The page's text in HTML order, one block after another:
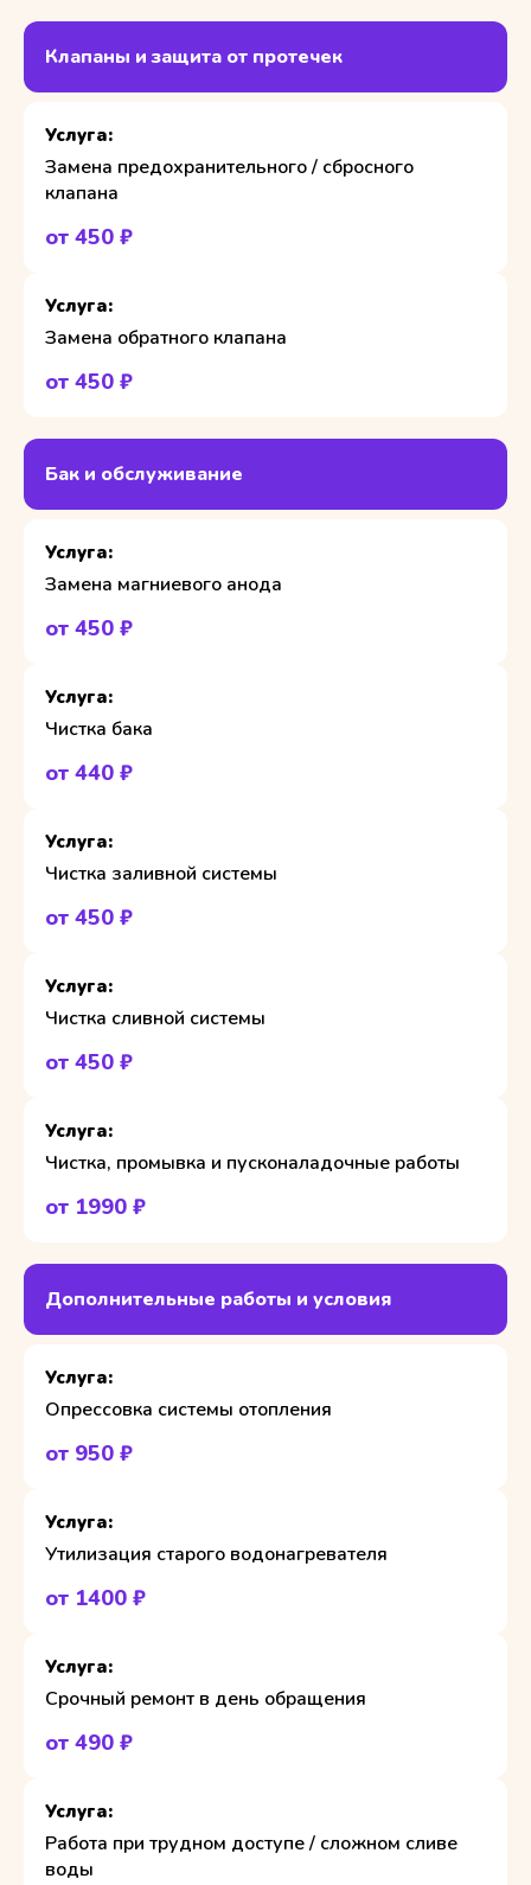
Клапаны и защита от протечек
Замена предохранительного / сбросного
клапана
от 450 ₽
Замена обратного клапана
от 450 ₽
Бак и обслуживание
Замена магниевого анода
от 450 ₽
Чистка бака
от 440 ₽
Чистка заливной системы
от 450 ₽
Чистка сливной системы
от 450 ₽
Чистка, промывка и пусконаладочные работы
от 1990 ₽
Дополнительные работы и условия
Опрессовка системы отопления
от 950 ₽
Утилизация старого водонагревателя
от 1400 ₽
Срочный ремонт в день обращения
от 490 ₽
Работа при трудном доступе / сложном сливе
воды